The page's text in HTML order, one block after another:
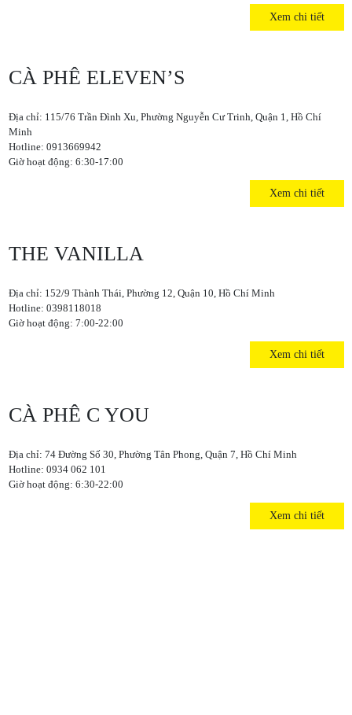
Xem chi tiết
CÀ PHÊ ELEVEN’S
Địa chỉ: 115/76 Trần Đình Xu, Phường Nguyễn Cư Trinh, Quận 1, Hồ Chí
Minh
Hotline: 0913669942
Giờ hoạt động: 6:30-17:00
Xem chi tiết
THE VANILLA
Địa chỉ: 152/9 Thành Thái, Phường 12, Quận 10, Hồ Chí Minh
Hotline: 0398118018
Giờ hoạt động: 7:00-22:00
Xem chi tiết
CÀ PHÊ C YOU
Địa chỉ: 74 Đường Số 30, Phường Tân Phong, Quận 7, Hồ Chí Minh
Hotline: 0934 062 101
Giờ hoạt động: 6:30-22:00
Xem chi tiết